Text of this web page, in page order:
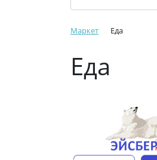
Маркет Еда
Еда